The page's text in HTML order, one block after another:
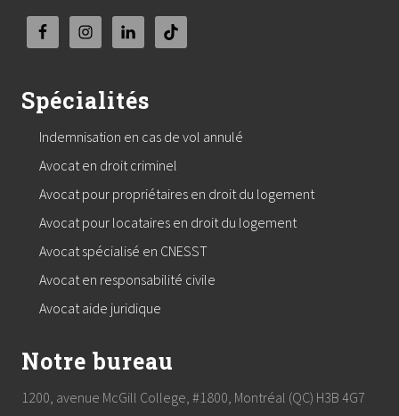
Spécialités
Indemnisation en cas de vol annulé
Avocat en droit criminel
Avocat pour propriétaires en droit du logement
Avocat pour locataires en droit du logement
Avocat spécialisé en CNESST
Avocat en responsabilité civile
Avocat aide juridique
Notre bureau
1200, avenue McGill College, #1800, Montréal (QC) H3B 4G7